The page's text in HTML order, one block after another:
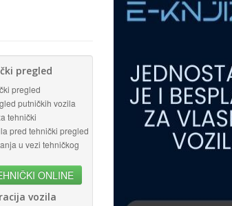
pregled
pregled
putničkih vozila
tehnički
pred tehnički pregled
u vezi tehničkog
ONLINE
vozila